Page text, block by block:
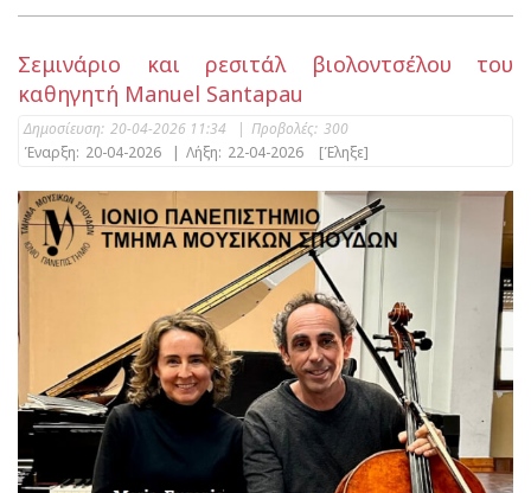
Σεμινάριο και ρεσιτάλ βιολοντσέλου του
καθηγητή Manuel Santapau
Δημοσίευση: 20-04-2026 11:34 | Προβολές: 300
Έναρξη: 20-04-2026 | Λήξη: 22-04-2026 [Έληξε]